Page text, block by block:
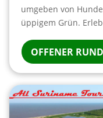
umgeben von
üppigem Grün.
OFFENER